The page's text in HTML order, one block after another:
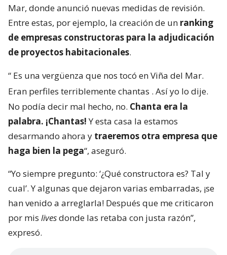
Mar, donde anunció nuevas medidas de revisión.
Entre estas, por ejemplo, la creación de un ranking
de empresas constructoras para la adjudicación
de proyectos habitacionales.
“ Es una vergüenza que nos tocó en Viña del Mar.
Eran perfiles terriblemente chantas . Así yo lo dije.
No podía decir mal hecho, no. Chanta era la
palabra. ¡Chantas!Y esta casa la estamos
desarmando ahora y traeremos otra empresa que
haga bien la pega“, aseguró.
“Yo siempre pregunto: ‘¿Qué constructora es? Tal y
cual’. Y algunas que dejaron varias embarradas, ¡se
han venido a arreglarla! Después que me criticaron
por mis livesdonde las retaba con justa razón”,
expresó.